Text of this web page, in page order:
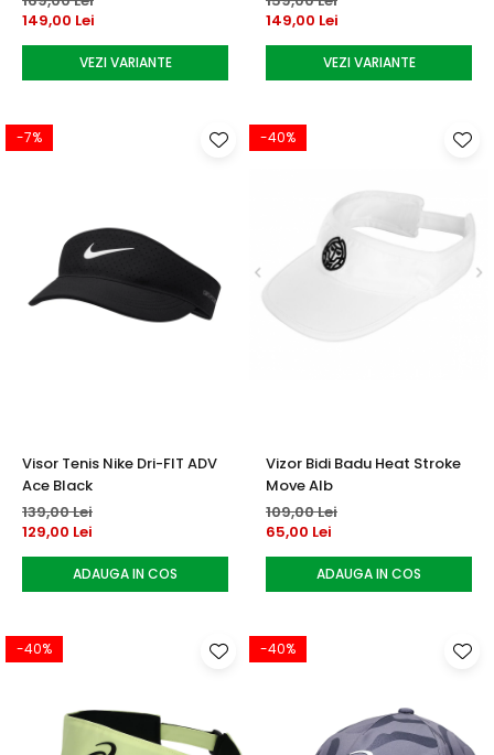
149,00 Lei
VEZI VARIANTE
149,00 Lei
VEZI VARIANTE
-7%
Visor Tenis Nike Dri-FIT ADV
Ace Black
139,00 Lei
129,00 Lei
ADAUGA IN COS
-40%
Vizor Bidi Badu Heat Stroke
Move Alb
109,00 Lei
65,00 Lei
ADAUGA IN COS
-40% -40%